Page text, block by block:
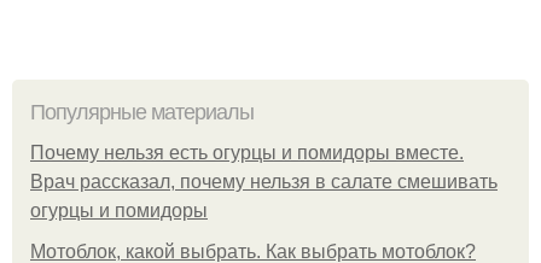
Популярные материалы
Почему нельзя есть огурцы и помидоры вместе.
Врач рассказал, почему нельзя в салате смешивать
огурцы и помидоры
Мотоблок, какой выбрать. Как выбрать мотоблок?